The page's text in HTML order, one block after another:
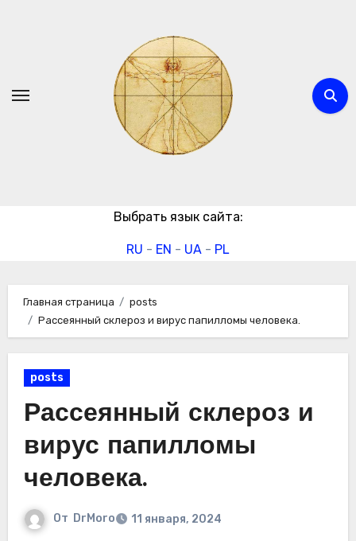
Выбрать язык сайта:
RU - EN - UA - PL
Главная страница
posts
Рассеянный склероз и вирус папилломы человека.
posts
Рассеянный склероз и
вирус папилломы
человека.
От DrMoro 11 января, 2024